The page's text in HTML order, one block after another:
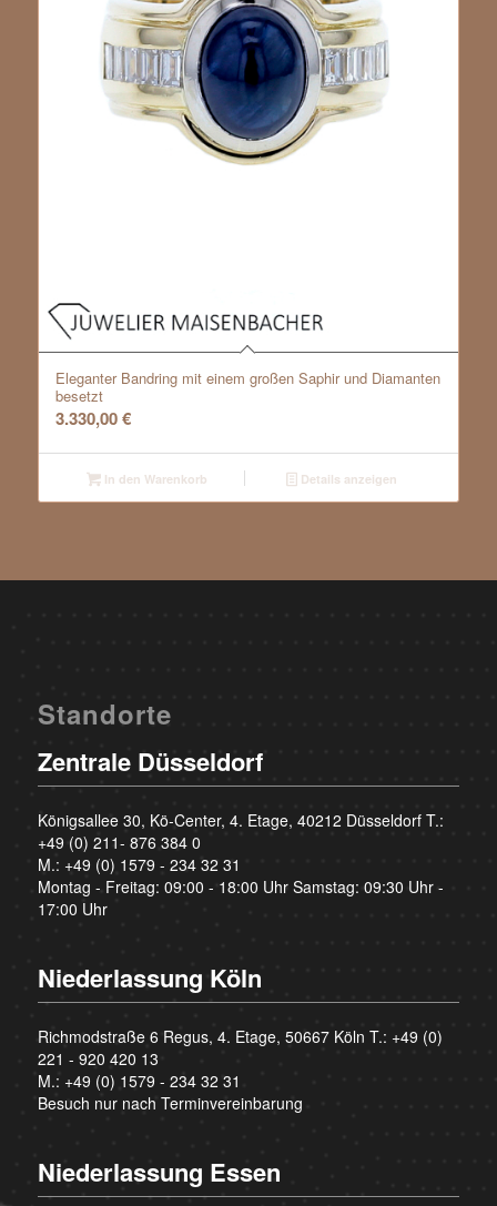
Eleganter Bandring mit einem großen Saphir und Diamanten
besetzt
3.330,00€
In den Warenkorb Details anzeigen
Standorte
Zentrale Düsseldorf
Königsallee 30, Kö-Center, 4. Etage, 40212 Düsseldorf T.:
+49 (0) 211- 876 384 0
M.: +49 (0) 1579 - 234 32 31
Montag - Freitag: 09:00 - 18:00 Uhr Samstag: 09:30 Uhr -
17:00 Uhr
Niederlassung Köln
Richmodstraße 6 Regus, 4. Etage, 50667 Köln T.: +49 (0)
221 - 920 420 13
M.: +49 (0) 1579 - 234 32 31
Besuch nur nach Terminvereinbarung
Niederlassung Essen